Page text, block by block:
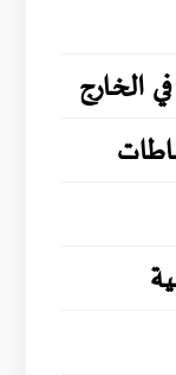
الخارج